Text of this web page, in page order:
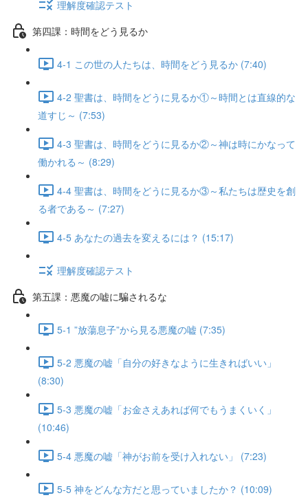
理解度確認テスト
第四課：時間をどう見るか
4-1 この世の人たちは、時間をどう見るか (7:40)
4-2 聖書は、時間をどうに見るか①～時間とは直線的な
道すじ～ (7:53)
4-3 聖書は、時間をどうに見るか②～神は時にかなって
働かれる～ (8:29)
4-4 聖書は、時間をどうに見るか③～私たちは歴史を創
る者である～ (7:27)
4-5 あなたの過去を変えるには？ (15:17)
理解度確認テスト
第五課：悪魔の嘘に騙されるな
5-1 ”放蕩息子”から見る悪魔の嘘 (7:35)
5-2 悪魔の嘘「自分の好きなように生きればいい」
(8:30)
5-3 悪魔の嘘「お金さえあれば何でもうまくいく」
(10:46)
5-4 悪魔の嘘「神がお前を受け入れない」 (7:23)
5-5 神をどんな方だと思っていましたか？ (10:09)